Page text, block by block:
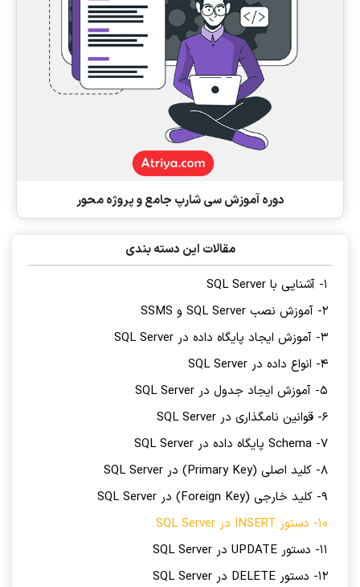
دوره آموزش سی شارپ جامع و پروژه محور
مقالات این دسته بندی
1- آشنایی با SQL Server
2- آموزش نصب SQL Server و SSMS
3- آموزش ایجاد پایگاه داده در SQL Server
4- انواع داده در SQL Server
5- آموزش ایجاد جدول در SQL Server
6- قوانین نامگذاری در SQL Server
7- Schema پایگاه داده در SQL Server
8- کلید اصلی (Primary Key) در SQL Server
9- کلید خارجی (Foreign Key) در SQL Server
10- دستور INSERT در SQL Server
11- دستور UPDATE در SQL Server
12- دستور DELETE در SQL Server